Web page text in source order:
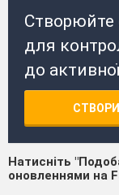
Створюйте
для
до
Натисніть
оновленнями на